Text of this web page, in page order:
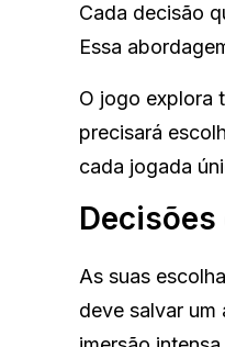
Cada decisão
Essa
O jogo explora
precisará
cada jogada
Decisões
As suas
deve salvar um